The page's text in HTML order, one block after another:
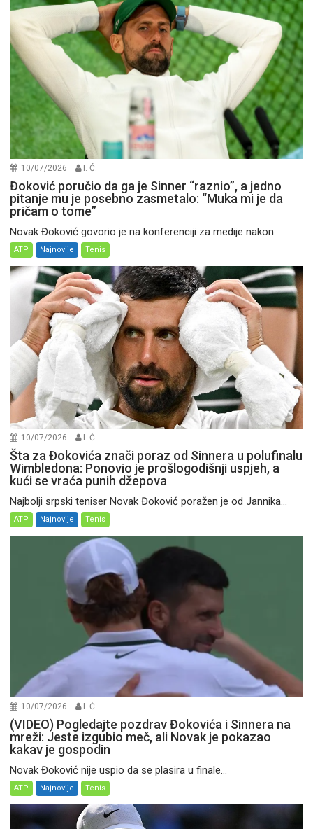
10/07/2026 I. Ć.
Đoković poručio da ga je Sinner “raznio”, a jedno
pitanje mu je posebno zasmetalo: “Muka mi je da
pričam o tome”
Novak Đoković govorio je na konferenciji za medije nakon...
ATP Najnovije Tenis
10/07/2026 I. Ć.
Šta za Đokovića znači poraz od Sinnera u polufinalu
Wimbledona: Ponovio je prošlogodišnji uspjeh, a
kući se vraća punih džepova
Najbolji srpski teniser Novak Đoković poražen je od Jannika...
ATP Najnovije Tenis
10/07/2026 I. Ć.
(VIDEO) Pogledajte pozdrav Đokovića i Sinnera na
mreži: Jeste izgubio meč, ali Novak je pokazao
kakav je gospodin
Novak Đoković nije uspio da se plasira u finale...
ATP Najnovije Tenis